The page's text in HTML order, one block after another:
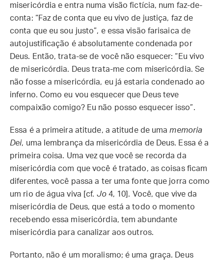
misericórdia e entra numa visão fictícia, num faz-de-
conta: “Faz de conta que eu vivo de justiça, faz de
conta que eu sou justo”, e essa visão farisaica de
autojustificação é absolutamente condenada por
Deus. Então, trata-se de você não esquecer: “Eu vivo
de misericórdia. Deus trata-me com misericórdia. Se
não fosse a misericórdia, eu já estaria condenado ao
inferno. Como eu vou esquecer que Deus teve
compaixão comigo? Eu não posso esquecer isso”.
Essa é a primeira atitude, a atitude de umamemoria
Dei, uma lembrança da misericórdia de Deus. Essa é a
primeira coisa. Uma vez que você se recorda da
misericórdia com que você é tratado, as coisas ficam
diferentes, você passa a ter uma fonte que jorra como
um rio de água viva [cf. Jo4, 10]. Você, que vive da
misericórdia de Deus, que está a todo o momento
recebendo essa misericórdia, tem abundante
misericórdia para canalizar aos outros.
Portanto, não é um moralismo; é uma graça. Deus